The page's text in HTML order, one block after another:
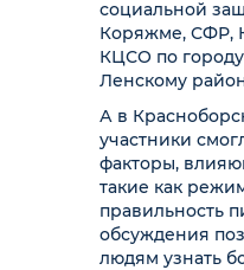
социальной
Коряжме, СФР,
КЦСО по
Ленскому
А в
участники
факторы,
такие как
правильность
обсуждения
людям узнать